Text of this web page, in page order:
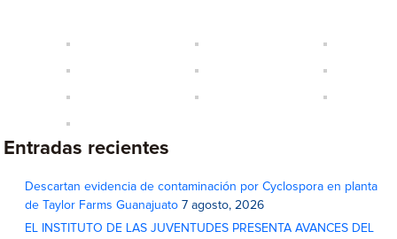
Entradas recientes
Descartan evidencia de contaminación por Cyclospora en planta
de Taylor Farms Guanajuato 7 agosto, 2026
EL INSTITUTO DE LAS JUVENTUDES PRESENTA AVANCES DEL